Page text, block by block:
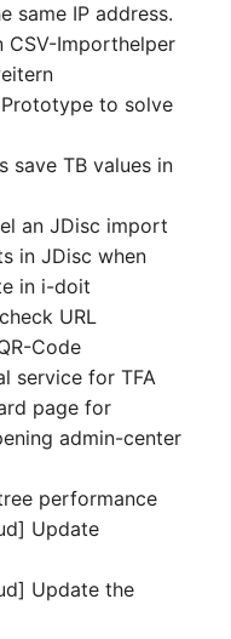
Netzwerkport
Netzwerkverbindungen
Organisation
PDU
Personen
Personengruppen
Personengruppen
Mitglieder
Vertrag
Virtueller Client
VoIP-Telefon
VRRP
VRRP/HSRP Cluster
WAN-Leitung
Wireless Access Point
same IP address.
CSV-Importhelper
to solve
save TB values in
an JDisc import
in JDisc when
in i-doit
URL
Code
service for TFA
page for
admin-center
performance
Update
Update the